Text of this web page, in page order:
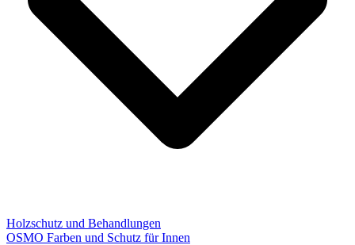
Holzschutz und Behandlungen
OSMO Farben und Schutz für Innen